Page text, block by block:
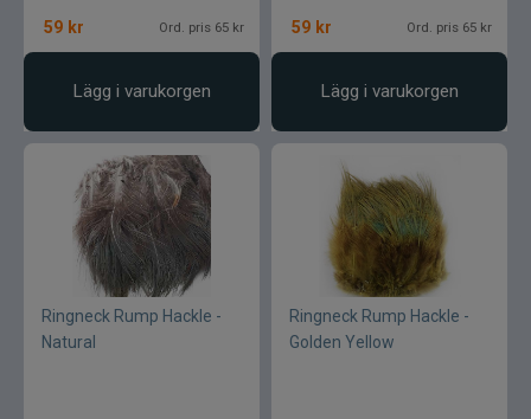
59 kr Ord. pris 65 kr
Lägg i varukorgen
59 kr Ord. pris 65 kr
Lägg i varukorgen
Ringneck Rump Hackle -
Natural
Ringneck Rump Hackle -
Golden Yellow